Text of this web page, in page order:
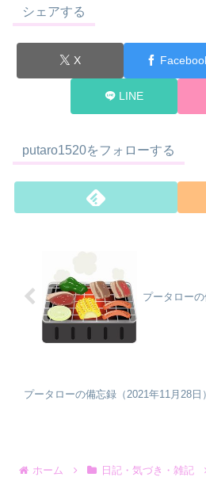
シェアする
X
LINE
putaro1520をフォローする
プータローの
プータローの備忘録（2021年11月28日）
ホーム 日記・気づき・雑記